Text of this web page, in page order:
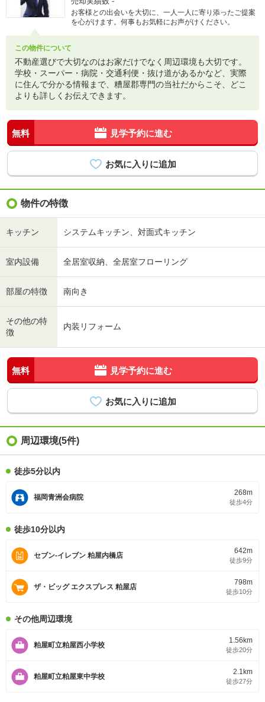
お客様との出会いを大切に、一人一人に寄り添ったご提案
を心がけます。何事もお気軽にお声がけください。
この物件について
不動産選びで大切なのはお家だけでなく周辺環境も大切です。
学校・スーパー・病院・交通利便・抜け道があるかなど、実際
に住んで分かる情報まで、糟屋郡専門の当社だからこそ、どこ
よりも詳しくお伝えできます。
無料 見学予約に進む
物件の特徴
キッチン システムキッチン、対面式キッチン
室内設備 全居室収納、全居室フローリング
部屋の特徴 南向き
その他の特
徴
内装リフォーム
無料 見学予約に進む
周辺環境(5件)
徒歩5分以内
福岡青洲会病院
268m
徒歩4分
徒歩10分以内
セブン-イレブン 粕屋内橋店
642m
徒歩9分
ザ・ビッグ エクスプレス 粕屋店
798m
徒歩10分
その他周辺環境
粕屋町立粕屋西小学校
1.56km
徒歩20分
粕屋町立粕屋東中学校
2.1km
徒歩27分